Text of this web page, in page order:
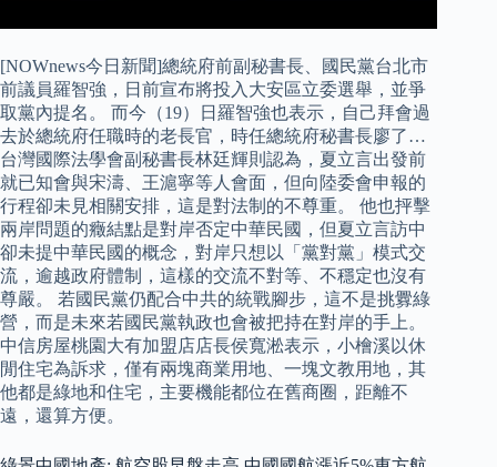
[NOWnews今日新聞]總統府前副秘書長、國民黨台北市
前議員羅智強，日前宣布將投入大安區立委選舉，並爭
取黨內提名。 而今（19）日羅智強也表示，自己拜會過
去於總統府任職時的老長官，時任總統府秘書長廖了…
台灣國際法學會副秘書長林廷輝則認為，夏立言出發前
就已知會與宋濤、王滬寧等人會面，但向陸委會申報的
行程卻未見相關安排，這是對法制的不尊重。 他也抨擊
兩岸問題的癥結點是對岸否定中華民國，但夏立言訪中
卻未提中華民國的概念，對岸只想以「黨對黨」模式交
流，逾越政府體制，這樣的交流不對等、不穩定也沒有
尊嚴。 若國民黨仍配合中共的統戰腳步，這不是挑釁綠
營，而是未來若國民黨執政也會被把持在對岸的手上。
中信房屋桃園大有加盟店店長侯寬淞表示，小檜溪以休
閒住宅為訴求，僅有兩塊商業用地、一塊文教用地，其
他都是綠地和住宅，主要機能都位在舊商圈，距離不
遠，還算方便。